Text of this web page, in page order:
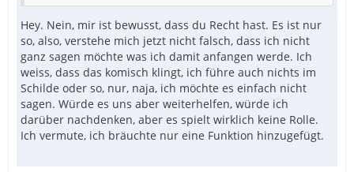
Hey. Nein, mir ist bewusst, dass du Recht hast. Es ist nur
so, also, verstehe mich jetzt nicht falsch, dass ich nicht
ganz sagen möchte was ich damit anfangen werde. Ich
weiss, dass das komisch klingt, ich führe auch nichts im
Schilde oder so, nur, naja, ich möchte es einfach nicht
sagen. Würde es uns aber weiterhelfen, würde ich
darüber nachdenken, aber es spielt wirklich keine Rolle.
Ich vermute, ich bräuchte nur eine Funktion hinzugefügt.